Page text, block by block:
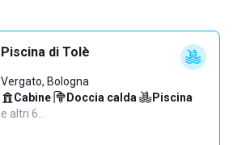
Piscina di Tolè
Vergato, Bologna
Cabine· Doccia calda· Piscina·
e altri 6…